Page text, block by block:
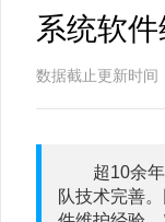
系统软
数据截止更新时
超10余
队技术完善